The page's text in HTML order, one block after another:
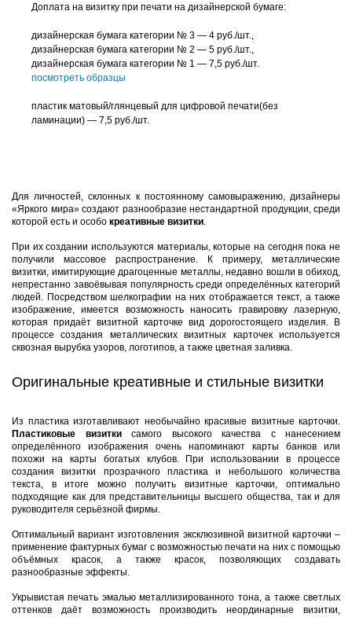
Доплата на визитку при печати на дизайнерской бумаге:
дизайнерская бумага категории № 3 — 4 руб./шт.,
дизайнерская бумага категории № 2 — 5 руб./шт.,
дизайнерская бумага категории № 1 — 7,5 руб./шт.
посмотреть образцы
пластик матовый/глянцевый для цифровой печати(без
ламинации) — 7,5 руб./шт.
Для личностей, склонных к постоянному самовыражению, дизайнеры
«Яркого мира» создают разнообразие нестандартной продукции, среди
которой есть и особо креативные визитки
При их создании используются материалы, которые на сегодня пока не
получили массовое распространение. К примеру, металлические
визитки, имитирующие драгоценные металлы, недавно вошли в обиход,
непрестанно завоёвывая популярность среди определённых категорий
людей. Посредством шелкографии на них отображается текст, а также
изображение, имеется возможность наносить гравировку лазерную,
которая придаёт визитной карточке вид дорогостоящего изделия. В
процессе создания металлических визитных карточек используется
сквозная вырубка узоров, логотипов, а также цветная заливка.
Оригинальные креативные и стильные визитки
Из пластика изготавливают необычайно красивые визитные карточки.
Пластиковые визиткисамого высокого качества с нанесением
определённого изображения очень напоминают карты банков или
похожи на карты богатых клубов. При использовании в процессе
создания визитки прозрачного пластика и небольшого количества
текста, в итоге можно получить визитные карточки, оптимально
подходящие как для представительницы высшего общества, так и для
руководителя серьёзной фирмы.
Оптимальный вариант изготовления эксклюзивной визитной карточки –
применение фактурных бумаг с возможностью печати на них с помощью
объёмных красок, а также красок, позволяющих создавать
разнообразные эффекты.
Укрывистая печать эмалью металлизированного тона, а также светлых
оттенков даёт возможность производить неординарные визитки,